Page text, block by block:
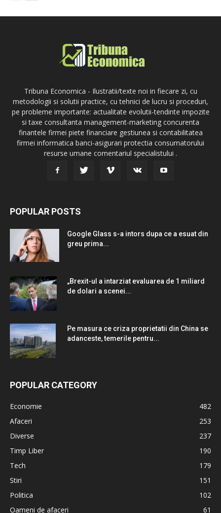
Tribuna Economica - Ilustratii/texte noi in fiecare zi, cu
metodologii si solutii practice, cu tehnici de lucru si proceduri,
pe probleme importante: actualitate evolutii-tendinte impozite
si taxe consultanta management-marketing concurenta
finantele firmei piete financiare gestiunea si contabilitatea
firmei informatica banci-asigurari protectia consumatorului
resurse umane comentariul specialistului .
POPULAR POSTS
Google Glass s-a intors dupa ce a esuat din
greu prima...
„Brexit-ul a intarziat evaluarea de 1 miliard
de dolari a scenei...
Pe masura ce criza proprietatii din China se
adanceste, temerile pentru...
POPULAR CATEGORY
Economie
482
Afaceri
253
Diverse
237
Timp Liber
190
Tech
179
Stiri
151
Politica
102
Oameni de afaceri
61